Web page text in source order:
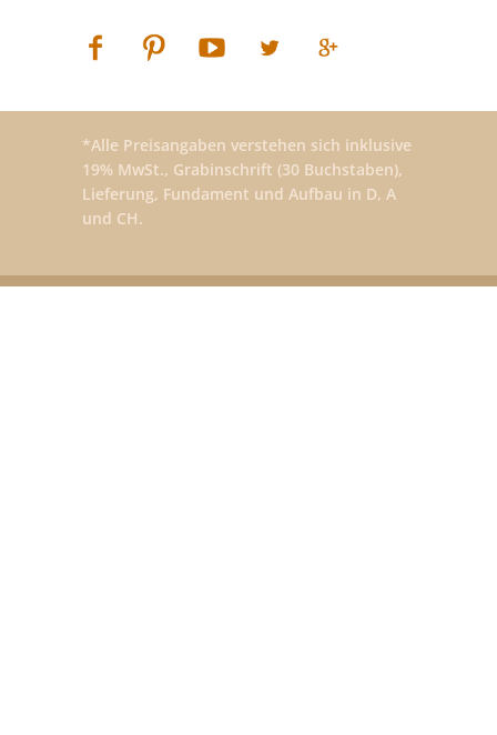
*Alle Preisangaben verstehen sich inklusive
19% MwSt., Grabinschrift (30 Buchstaben),
Lieferung, Fundament und Aufbau in D, A
und CH.